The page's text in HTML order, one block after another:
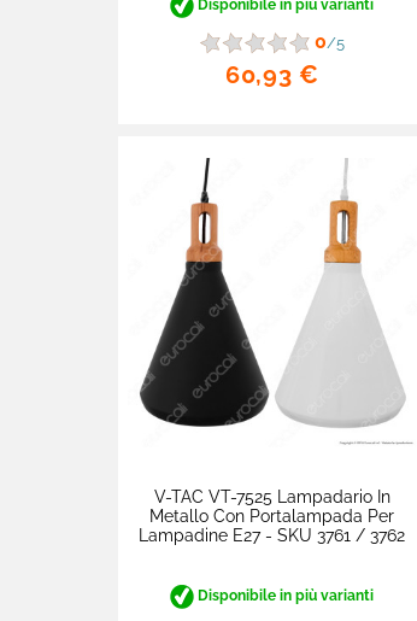
Disponibile in più varianti
0/5
60,93 €
V-TAC VT-7525 Lampadario In
Metallo Con Portalampada Per
Lampadine E27 - SKU 3761 / 3762
Disponibile in più varianti